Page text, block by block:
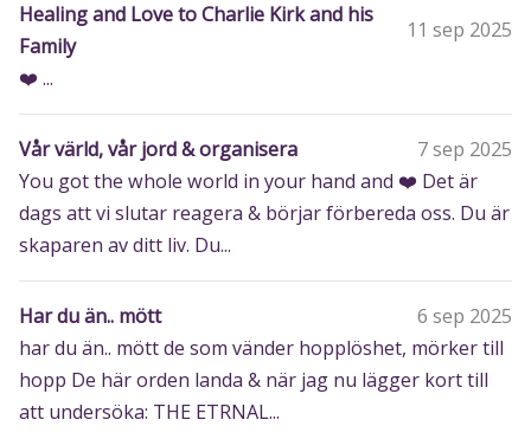
Healing and Love to Charlie Kirk and his
Family
11 sep 2025
❤️ ...
Vår värld, vår jord & organisera
7 sep 2025
You got the whole world in your hand and ❤️ Det är
dags att vi slutar reagera & börjar förbereda oss. Du är
skaparen av ditt liv. Du...
Har du än.. mött
6 sep 2025
har du än.. mött de som vänder hopplöshet, mörker till
hopp De här orden landa & när jag nu lägger kort till
att undersöka: THE ETRNAL...